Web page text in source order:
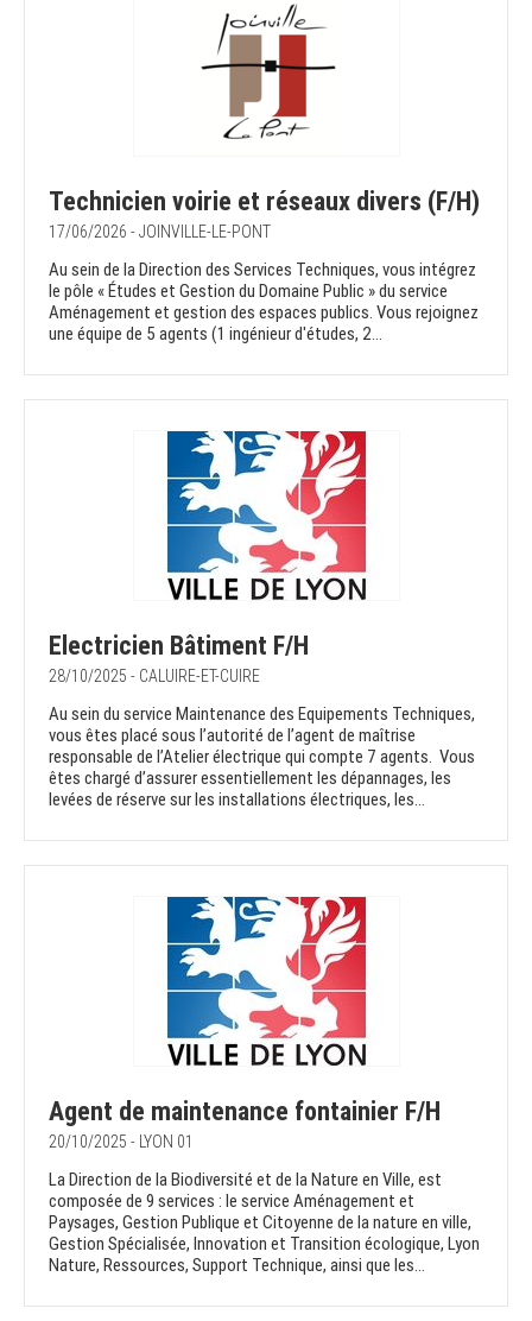
Technicien voirie et réseaux divers (F/H)
17/06/2026 - JOINVILLE-LE-PONT
Au sein de la Direction des Services Techniques, vous intégrez
le pôle « Études et Gestion du Domaine Public » du service
Aménagement et gestion des espaces publics. Vous rejoignez
une équipe de 5 agents (1 ingénieur d'études, 2...
Electricien Bâtiment F/H
28/10/2025 - CALUIRE-ET-CUIRE
Au sein du service Maintenance des Equipements Techniques,
vous êtes placé sous l’autorité de l’agent de maîtrise
responsable de l’Atelier électrique qui compte 7 agents. Vous
êtes chargé d’assurer essentiellement les dépannages, les
levées de réserve sur les installations électriques, les...
Agent de maintenance fontainier F/H
20/10/2025 - LYON 01
La Direction de la Biodiversité et de la Nature en Ville, est
composée de 9 services : le service Aménagement et
Paysages, Gestion Publique et Citoyenne de la nature en ville,
Gestion Spécialisée, Innovation et Transition écologique, Lyon
Nature, Ressources, Support Technique, ainsi que les...